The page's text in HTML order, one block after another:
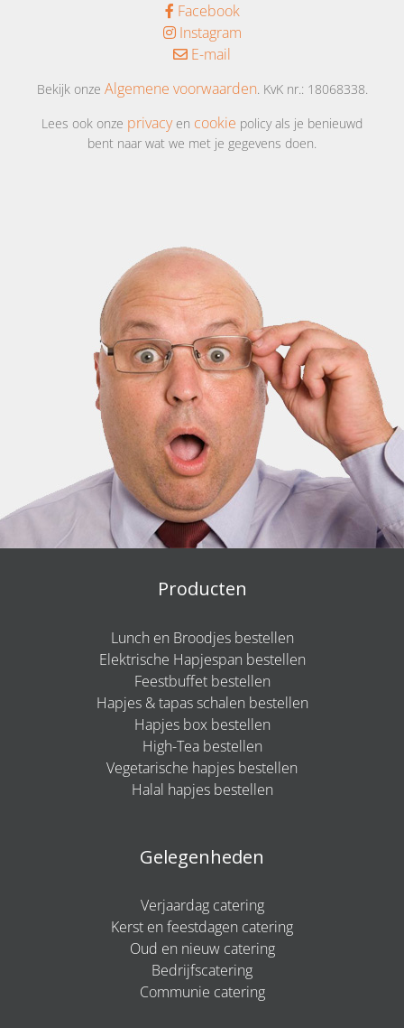
Facebook
Instagram
E-mail
Bekijk onze Algemene voorwaarden. KvK nr.: 18068338.
Lees ook onze privacyen cookie policy als je benieuwd
bent naar wat we met je gegevens doen.
Producten
Lunch en Broodjes bestellen
Elektrische Hapjespan bestellen
Feestbuffet bestellen
Hapjes & tapas schalen bestellen
Hapjes box bestellen
High-Tea bestellen
Vegetarische hapjes bestellen
Halal hapjes bestellen
Gelegenheden
Verjaardag catering
Kerst en feestdagen catering
Oud en nieuw catering
Bedrijfscatering
Communie catering